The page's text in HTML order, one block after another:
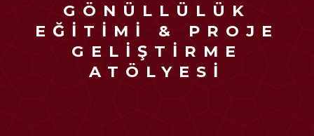
GÖNÜLLÜLÜK
EĞITIMI & PROJE
GELIŞTIRME
ATÖLYESI